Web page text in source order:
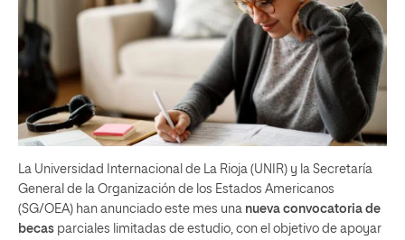
La Universidad Internacional de La Rioja (UNIR) y la Secretaría
General de la Organización de los Estados Americanos
(SG/OEA) han anunciado este mes una nueva convocatoria de
becas parciales limitadas de estudio, con el objetivo de apoyar